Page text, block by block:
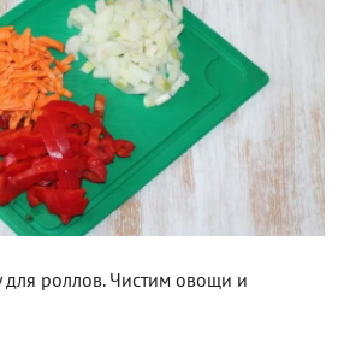
для роллов. Чистим овощи и